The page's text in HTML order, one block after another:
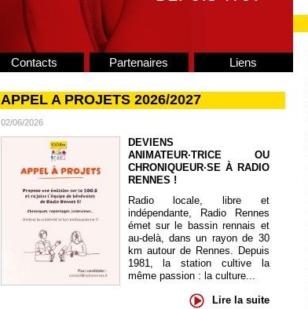
Contacts Partenaires Liens
APPEL A PROJETS 2026/2027
02/06/2026
DEVIENS
ANIMATEUR·TRICE OU
CHRONIQUEUR·SE À RADIO
RENNES !
Radio locale, libre et
indépendante, Radio Rennes
émet sur le bassin rennais et
au-delà, dans un rayon de 30
km autour de Rennes. Depuis
1981, la station cultive la
même passion : la culture...
Lire la suite